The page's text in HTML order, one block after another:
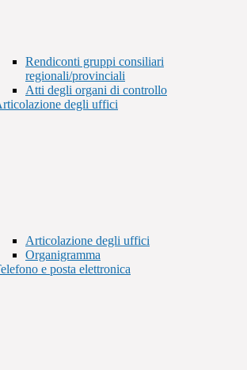
Rendiconti gruppi consiliari
regionali/provinciali
Atti degli organi di controllo
degli uffici
Articolazione degli uffici
Organigramma
e posta elettronica